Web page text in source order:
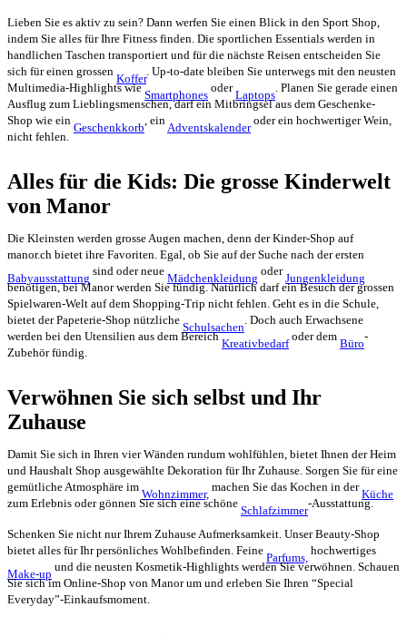
Lieben Sie es aktiv zu sein? Dann werfen Sie einen Blick in den Sport Shop,
indem Sie alles für Ihre Fitness finden. Die sportlichen Essentials werden in
handlichen Taschen transportiert und für die nächste Reisen entscheiden Sie
sich für einen grossen
Koffer
. Up-to-date bleiben Sie unterwegs mit den neusten
Multimedia-Highlights wie
Smartphones
oder
Laptops
. Planen Sie gerade einen
Ausflug zum Lieblingsmenschen, darf ein Mitbringsel aus dem Geschenke-
Shop wie ein
Geschenkkorb
, ein
Adventskalender
oder ein hochwertiger Wein,
nicht fehlen.
Alles für die Kids: Die grosse Kinderwelt
von Manor
Die Kleinsten werden grosse Augen machen, denn der Kinder-Shop auf
manor.ch bietet ihre Favoriten. Egal, ob Sie auf der Suche nach der ersten
Babyausstattung
sind oder neue
Mädchenkleidung
oder
Jungenkleidung
benötigen, bei Manor werden Sie fündig. Natürlich darf ein Besuch der grossen
Spielwaren-Welt auf dem Shopping-Trip nicht fehlen. Geht es in die Schule,
bietet der Papeterie-Shop nützliche
Schulsachen
. Doch auch Erwachsene
werden bei den Utensilien aus dem Bereich
Kreativbedarf
oder dem
Büro
-
Zubehör fündig.
Verwöhnen Sie sich selbst und Ihr
Zuhause
Damit Sie sich in Ihren vier Wänden rundum wohlfühlen, bietet Ihnen der Heim
und Haushalt Shop ausgewählte Dekoration für Ihr Zuhause. Sorgen Sie für eine
gemütliche Atmosphäre im
Wohnzimmer,
machen Sie das Kochen in der
Küche
zum Erlebnis oder gönnen Sie sich eine schöne
Schlafzimmer
-Ausstattung.
Schenken Sie nicht nur Ihrem Zuhause Aufmerksamkeit. Unser Beauty-Shop
bietet alles für Ihr persönliches Wohlbefinden. Feine
Parfums,
hochwertiges
Make-up
und die neusten Kosmetik-Highlights werden Sie verwöhnen. Schauen
Sie sich im Online-Shop von Manor um und erleben Sie Ihren “Special
Everyday”-Einkaufsmoment.